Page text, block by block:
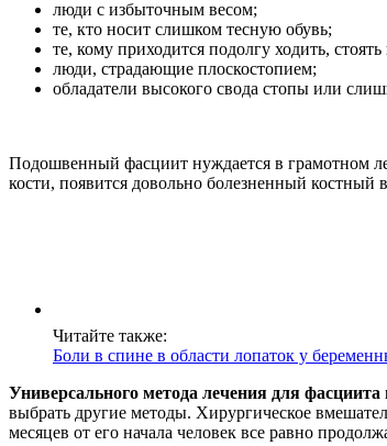
люди с избыточным весом;
те, кто носит слишком тесную обувь;
те, кому приходится подолгу ходить,
люди, страдающие плоскостопием;
обладатели высокого свода стопы или
Подошвенный фасциит нуждается в грамотном
кости, появится довольно болезненный
Читайте также:
Боли в спине в области лопаток у
Универсального метода лечения для
выбрать другие методы. Хирургическое
месяцев от его начала человек все равно